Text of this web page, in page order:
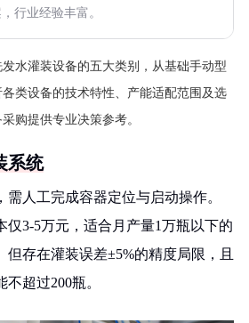
行业经验丰富。
水灌装设备的五大类别，从基础手动型
类设备的技术特性、产能适配范围及选
购提供专业决策参考。
系统
人工完成容器定位与启动操作。
仅3-5万元，适合月产量1万瓶以下的
存在灌装误差±5%的精度局限，且
超过200瓶。